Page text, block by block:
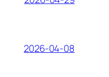
2026-04-08